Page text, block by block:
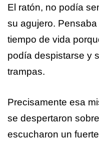
El ratón, no podía
su agujero.
tiempo de vida
podía despistarse y
trampas.
Precisamente esa
se despertaron
escucharon un